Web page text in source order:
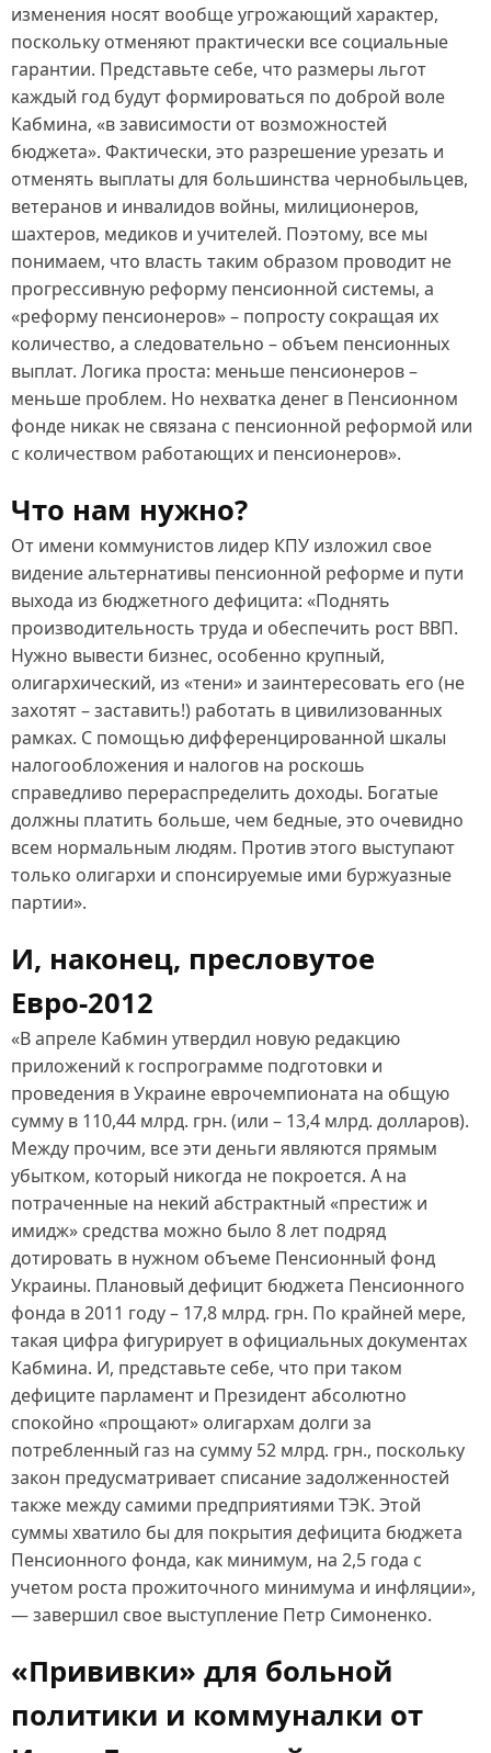
изменения носят вообще угрожающий характер,
поскольку отменяют практически все социальные
гарантии. Представьте себе, что размеры льгот
каждый год будут формироваться по доброй воле
Кабмина, «в зависимости от возможностей
бюджета». Фактически, это разрешение урезать и
отменять выплаты для большинства чернобыльцев,
ветеранов и инвалидов войны, милиционеров,
шахтеров, медиков и учителей. Поэтому, все мы
понимаем, что власть таким образом проводит не
прогрессивную реформу пенсионной системы, а
«реформу пенсионеров» – попросту сокращая их
количество, а следовательно – объем пенсионных
выплат. Логика проста: меньше пенсионеров –
меньше проблем. Но нехватка денег в Пенсионном
фонде никак не связана с пенсионной реформой или
с количеством работающих и пенсионеров».
Что нам нужно?
От имени коммунистов лидер КПУ изложил свое
видение альтернативы пенсионной реформе и пути
выхода из бюджетного дефицита: «Поднять
производительность труда и обеспечить рост ВВП.
Нужно вывести бизнес, особенно крупный,
олигархический, из «тени» и заинтересовать его (не
захотят – заставить!) работать в цивилизованных
рамках. С помощью дифференцированной шкалы
налогообложения и налогов на роскошь
справедливо перераспределить доходы. Богатые
должны платить больше, чем бедные, это очевидно
всем нормальным людям. Против этого выступают
только олигархи и спонсируемые ими буржуазные
партии».
И, наконец, пресловутое
Евро-2012
«В апреле Кабмин утвердил новую редакцию
приложений к госпрограмме подготовки и
проведения в Украине еврочемпионата на общую
сумму в 110,44 млрд. грн. (или – 13,4 млрд. долларов).
Между прочим, все эти деньги являются прямым
убытком, который никогда не покроется. А на
потраченные на некий абстрактный «престиж и
имидж» средства можно было 8 лет подряд
дотировать в нужном объеме Пенсионный фонд
Украины. Плановый дефицит бюджета Пенсионного
фонда в 2011 году – 17,8 млрд. грн. По крайней мере,
такая цифра фигурирует в официальных документах
Кабмина. И, представьте себе, что при таком
дефиците парламент и Президент абсолютно
спокойно «прощают» олигархам долги за
потребленный газ на сумму 52 млрд. грн., поскольку
закон предусматривает списание задолженностей
также между самими предприятиями ТЭК. Этой
суммы хватило бы для покрытия дефицита бюджета
Пенсионного фонда, как минимум, на 2,5 года с
учетом роста прожиточного минимума и инфляции»,
— завершил свое выступление Петр Симоненко.
«Прививки» для больной
политики и коммуналки от